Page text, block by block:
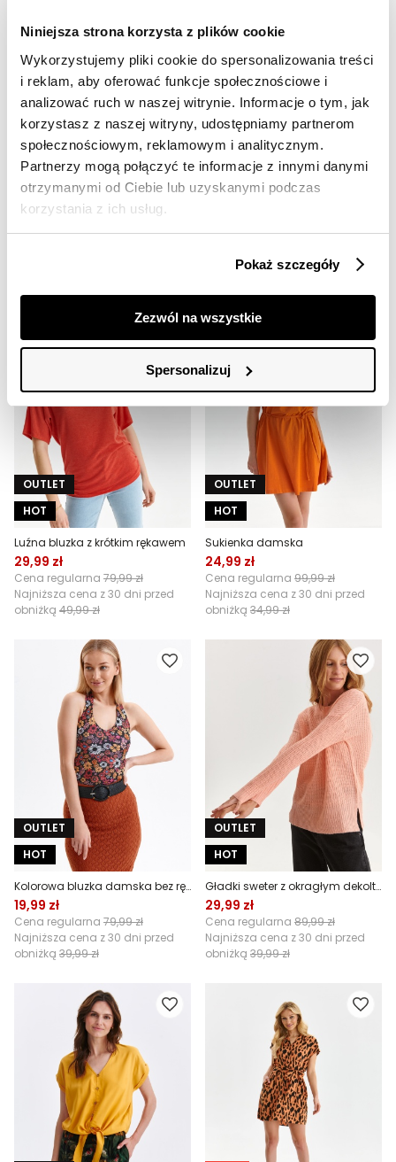
Niniejsza strona korzysta z plików cookie
Wykorzystujemy pliki cookie do spersonalizowania treści
i reklam, aby oferować funkcje społecznościowe i
analizować ruch w naszej witrynie. Informacje o tym, jak
korzystasz z naszej witryny, udostępniamy partnerom
społecznościowym, reklamowym i analitycznym.
Partnerzy mogą połączyć te informacje z innymi danymi
otrzymanymi od Ciebie lub uzyskanymi podczas
korzystania z ich usług.
Pokaż szczegóły
Zezwól na wszystkie
Spersonalizuj
SALE
HOT
39,99 zł
Cena regularna129,99 zł
SALE
HOT
Cena regularna199,99 zł
obniżką69,99 zł
OUTLET
HOT
Luźna bluzka z krótkim rękawem
29,99 zł
Cena regularna 79,99 zł
Najniższa cena z 30 dni przed
obniżką 49,99 zł
OUTLET
HOT
Sukienka damska
24,99 zł
Cena regularna 99,99 zł
Najniższa cena z 30 dni przed
obniżką 34,99 zł
OUTLET
HOT
Kolorowa bluzka damska bez rękawów
19,99 zł
Cena regularna 79,99 zł
Najniższa cena z 30 dni przed
obniżką 39,99 zł
OUTLET
HOT
Gładki sweter z okragłym dekoltem
29,99 zł
Cena regularna 89,99 zł
Najniższa cena z 30 dni przed
obniżką 39,99 zł